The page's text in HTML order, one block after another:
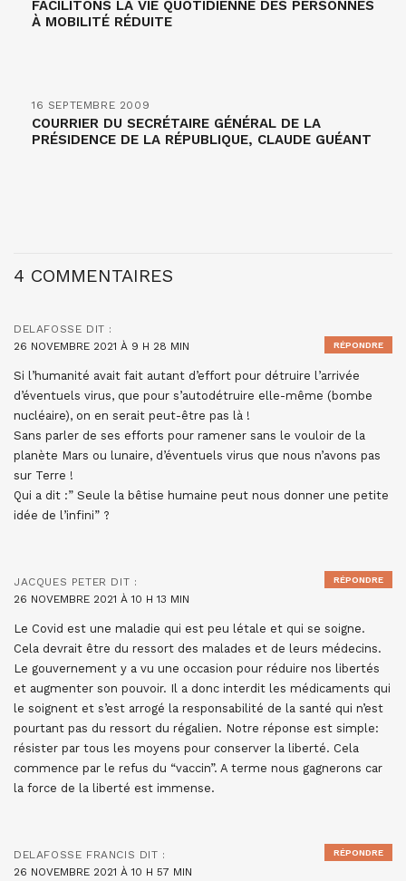
FACILITONS LA VIE QUOTIDIENNE DES PERSONNES
À MOBILITÉ RÉDUITE
16 SEPTEMBRE 2009
COURRIER DU SECRÉTAIRE GÉNÉRAL DE LA
PRÉSIDENCE DE LA RÉPUBLIQUE, CLAUDE GUÉANT
4 COMMENTAIRES
DELAFOSSE DIT :
26 NOVEMBRE 2021 À 9 H 28 MIN
Si l’humanité avait fait autant d’effort pour détruire l’arrivée
d’éventuels virus, que pour s’autodétruire elle-même (bombe
nucléaire), on en serait peut-être pas là !
Sans parler de ses efforts pour ramener sans le vouloir de la
planète Mars ou lunaire, d’éventuels virus que nous n’avons pas
sur Terre !
Qui a dit :” Seule la bêtise humaine peut nous donner une petite
idée de l’infini” ?
RÉPONDRE
JACQUES PETER DIT :
26 NOVEMBRE 2021 À 10 H 13 MIN
Le Covid est une maladie qui est peu létale et qui se soigne.
Cela devrait être du ressort des malades et de leurs médecins.
Le gouvernement y a vu une occasion pour réduire nos libertés
et augmenter son pouvoir. Il a donc interdit les médicaments qui
le soignent et s’est arrogé la responsabilité de la santé qui n’est
pourtant pas du ressort du régalien. Notre réponse est simple:
résister par tous les moyens pour conserver la liberté. Cela
commence par le refus du “vaccin”. A terme nous gagnerons car
la force de la liberté est immense.
RÉPONDRE
DELAFOSSE FRANCIS DIT :
26 NOVEMBRE 2021 À 10 H 57 MIN
RÉPONDRE